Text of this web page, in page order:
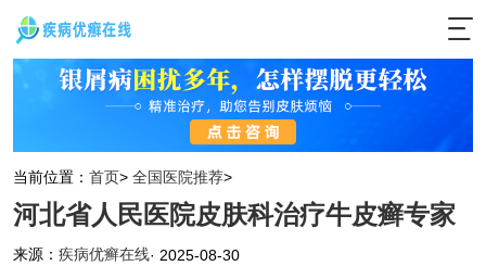
当前位置： 首页> 全国医院推荐>
河北省人民医院皮肤科治疗牛皮癣专家
来源： 疾病优癣在线· 2025-08-30